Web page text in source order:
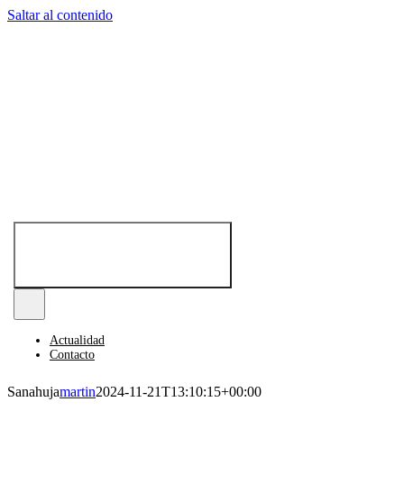
Saltar al contenido
Actualidad
Contacto
Sanahujamartin2024-11-21T13:10:15+00:00